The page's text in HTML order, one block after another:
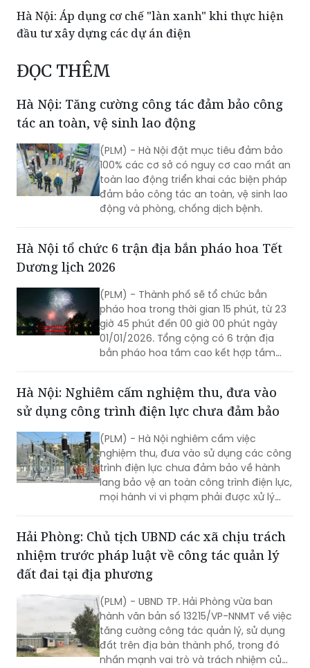
Hà Nội: Áp dụng cơ chế "làn xanh" khi thực hiện
đầu tư xây dựng các dự án điện
ĐỌC THÊM
Hà Nội: Tăng cường công tác đảm bảo công
tác an toàn, vệ sinh lao động
(PLM) - Hà Nội đặt mục tiêu đảm bảo
100% các cơ sở có nguy cơ cao mất an
toàn lao động triển khai các biện pháp
đảm bảo công tác an toàn, vệ sinh lao
động và phòng, chống dịch bệnh.
Hà Nội tổ chức 6 trận địa bắn pháo hoa Tết
Dương lịch 2026
(PLM) - Thành phố sẽ tổ chức bắn
pháo hoa trong thời gian 15 phút, từ 23
giờ 45 phút đến 00 giờ 00 phút ngày
01/01/2026. Tổng cộng có 6 trận địa
bắn pháo hoa tầm cao kết hợp tầm
Hà Nội: Nghiêm cấm nghiệm thu, đưa vào
sử dụng công trình điện lực chưa đảm bảo
(PLM) - Hà Nội nghiêm cấm việc
nghiệm thu, đưa vào sử dụng các công
trình điện lực chưa đảm bảo về hành
lang bảo vệ an toàn công trình điện lực,
mọi hành vi vi phạm phải được xử lý
Hải Phòng: Chủ tịch UBND các xã chịu trách
nhiệm trước pháp luật về công tác quản lý
đất đai tại địa phương
(PLM) - UBND TP. Hải Phòng vừa ban
hành văn bản số 13215/VP-NNMT về việc
tăng cường công tác quản lý, sử dụng
đất trên địa bàn thành phố, trong đó
nhấn mạnh vai trò và trách nhiệm của